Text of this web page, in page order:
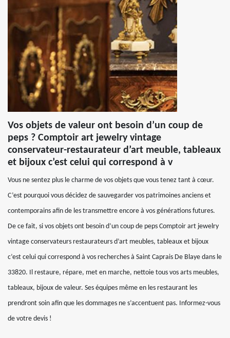
Vos objets de valeur ont besoin d’un coup de
peps ? Comptoir art jewelry vintage
conservateur-restaurateur d’art meuble, tableaux
et bijoux c’est celui qui correspond à v
Vous ne sentez plus le charme de vos objets que vous tenez tant à cœur.
C’est pourquoi vous décidez de sauvegarder vos patrimoines anciens et
contemporains afin de les transmettre encore à vos générations futures.
De ce fait, si vos objets ont besoin d’un coup de peps Comptoir art jewelry
vintage conservateurs restaurateurs d’art meubles, tableaux et bijoux
c’est celui qui correspond à vos recherches à Saint Caprais De Blaye dans le
33820. Il restaure, répare, met en marche, nettoie tous vos arts meubles,
tableaux, bijoux de valeur. Ses équipes même en les restaurant les
prendront soin afin que les dommages ne s’accentuent pas. Informez-vous
de votre devis !